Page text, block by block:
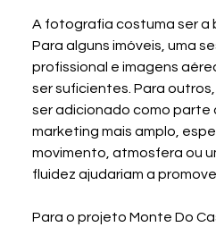
A fotografia costuma ser a
Para alguns imóveis, uma
profissional e imagens
ser suficientes. Para
ser adicionado como parte
marketing mais amplo,
movimento, atmosfera ou
fluidez ajudariam a
Para o projeto Monte Do